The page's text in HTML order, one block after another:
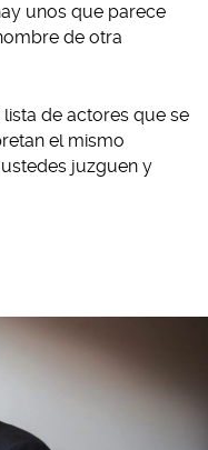
unos que parece
de otra
de actores que se
el mismo
juzguen y